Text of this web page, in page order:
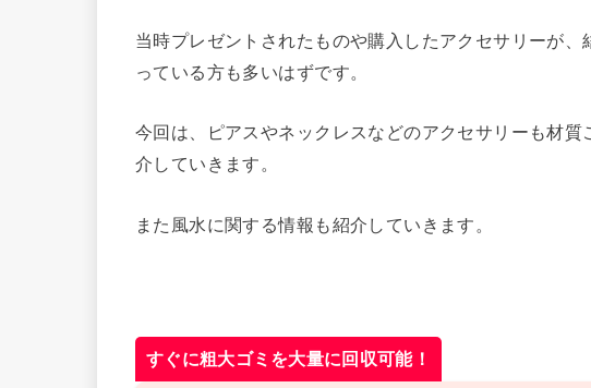
当時プレゼントされたものや購入したアクセサリーが
っている方も多いはずです。
今回は、ピアスやネックレスなどのアクセサリーも材
介していきます。
また風水に関する情報も紹介していきます。
すぐに粗大ゴミを大量に回収可能！